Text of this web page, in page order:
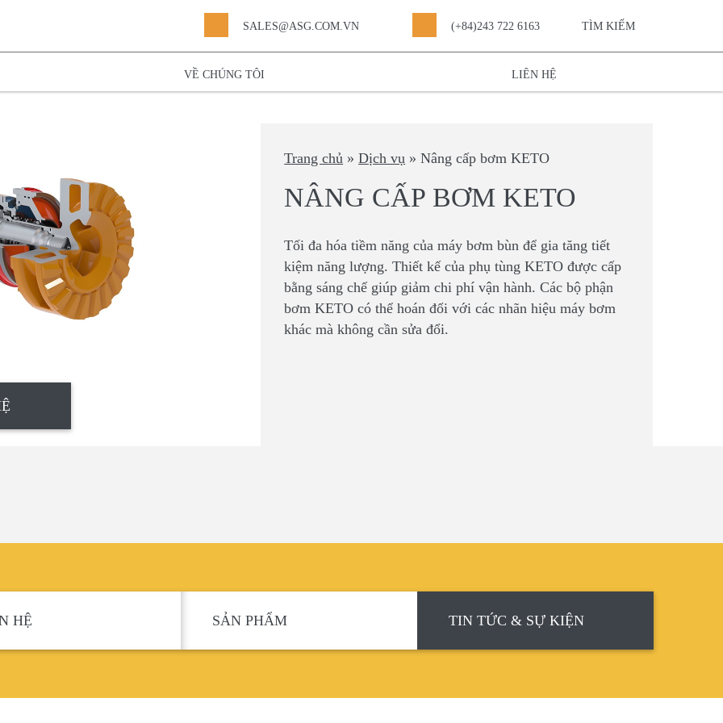
TÌM KIẾM
SALES@ASG.COM.VN (+84)243 722 6163
VỀ CHÚNG TÔI LIÊN HỆ
Trang chủ »Dịch vụ »Nâng cấp bơm KETO
NÂNG CẤP BƠM KETO
Tối đa hóa tiềm năng của máy bơm bùn để gia tăng tiết
kiệm năng lượng. Thiết kế của phụ tùng KETO được cấp
bằng sáng chế giúp giảm chi phí vận hành. Các bộ phận
bơm KETO có thể hoán đổi với các nhãn hiệu máy bơm
khác mà không cần sửa đổi.
HỆ SẢN PHẨM TIN TỨC & SỰ KIỆN